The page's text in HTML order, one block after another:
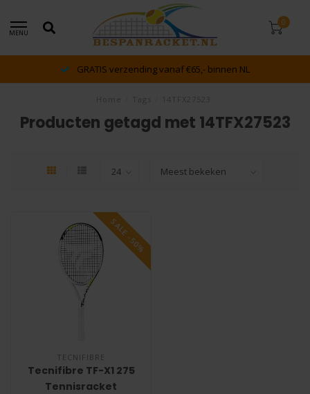
MENU
0
GRATIS verzending vanaf €65,- binnen NL
Producten getagd met 14TFX27523
SALE -50%
TECNIFIBRE
Tecnifibre TF-X1 275
Tennisracket